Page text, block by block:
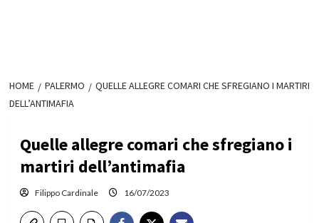
HOME PALERMO
QUELLE ALLEGRE COMARI CHE SFREGIANO I MARTIRI
DELL’ANTIMAFIA
Quelle allegre comari che sfregiano i
martiri dell’antimafia
Filippo Cardinale 16/07/2023